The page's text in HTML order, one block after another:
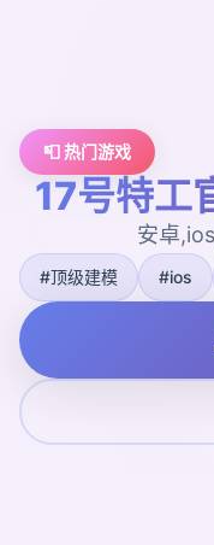
📮 热门游戏
17号特工
安卓
#顶级建模 #ios